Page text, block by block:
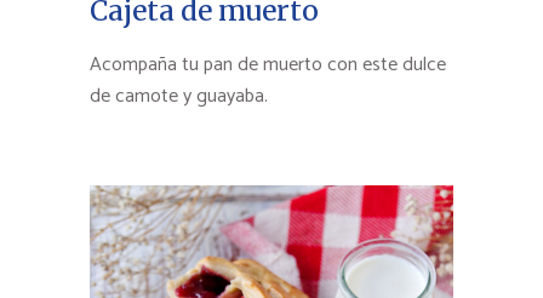
Cajeta de muerto
Acompaña tu pan de muerto con este dulce
de camote y guayaba.